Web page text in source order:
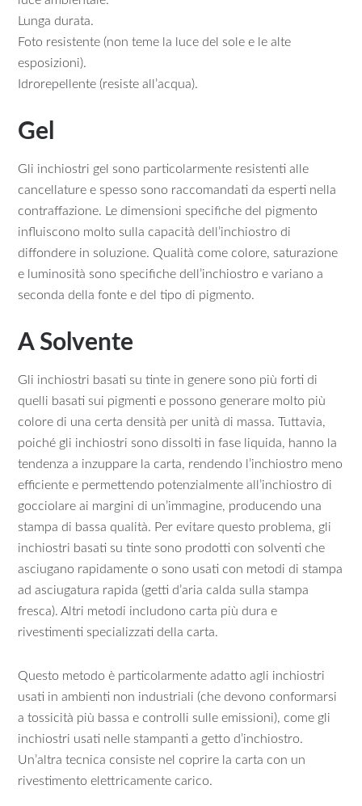
Lunga durata.
Foto resistente (non teme la luce del sole e le alte
esposizioni).
Idrorepellente (resiste all’acqua).
Gel
Gli inchiostri gel sono particolarmente resistenti alle
cancellature e spesso sono raccomandati da esperti nella
contraffazione. Le dimensioni specifiche del pigmento
influiscono molto sulla capacità dell’inchiostro di
diffondere in soluzione. Qualità come colore, saturazione
e luminosità sono specifiche dell’inchiostro e variano a
seconda della fonte e del tipo di pigmento.
A Solvente
Gli inchiostri basati su tinte in genere sono più forti di
quelli basati sui pigmenti e possono generare molto più
colore di una certa densità per unità di massa. Tuttavia,
poiché gli inchiostri sono dissolti in fase liquida, hanno la
tendenza a inzuppare la carta, rendendo l’inchiostro meno
efficiente e permettendo potenzialmente all’inchiostro di
gocciolare ai margini di un’immagine, producendo una
stampa di bassa qualità. Per evitare questo problema, gli
inchiostri basati su tinte sono prodotti con solventi che
asciugano rapidamente o sono usati con metodi di stampa
ad asciugatura rapida (getti d’aria calda sulla stampa
fresca). Altri metodi includono carta più dura e
rivestimenti specializzati della carta.
Questo metodo è particolarmente adatto agli inchiostri
usati in ambienti non industriali (che devono conformarsi
a tossicità più bassa e controlli sulle emissioni), come gli
inchiostri usati nelle stampanti a getto d’inchiostro.
Un’altra tecnica consiste nel coprire la carta con un
rivestimento elettricamente carico.